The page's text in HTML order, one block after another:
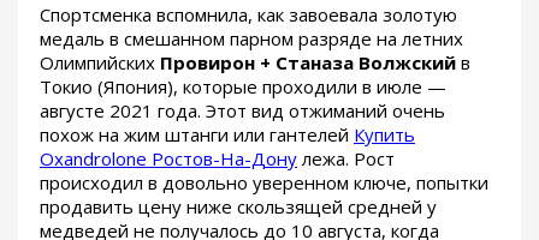
Спортсменка вспомнила, как завоевала золотую
медаль в смешанном парном разряде на летних
Олимпийских Провирон + Станаза Волжский в
Токио (Япония), которые проходили в июле —
августе 2021 года. Этот вид отжиманий очень
похож на жим штанги или гантелей Купить
Oxandrolone Ростов-На-Дону лежа. Рост
происходил в довольно уверенном ключе, попытки
продавить цену ниже скользящей средней у
медведей не получалось до 10 августа, когда